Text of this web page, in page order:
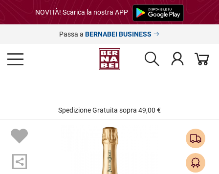
NOVITÀ! Scarica la nostra APP
Passa a BERNABEI BUSINESS
Spedizione Gratuita sopra 49,00 €